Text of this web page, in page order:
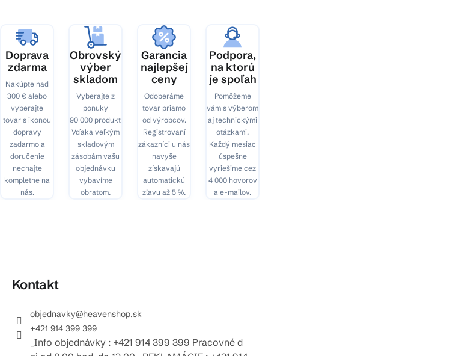
Doprava
zdarma
Nakúpte nad
300 € alebo
vyberajte
tovar s ikonou
dopravy
zadarmo a
doručenie
nechajte
kompletne na
nás.
Obrovský
výber
skladom
Vyberajte z
ponuky
90 000 produktov.
Vďaka veľkým
skladovým
zásobám vašu
objednávku
vybavíme
obratom.
Garancia
najlepšej
ceny
Odoberáme
tovar priamo
od výrobcov.
Registrovaní
zákazníci u nás
navyše
získavajú
automatickú
zľavu až 5 %.
Podpora,
na ktorú
je spoľah
Pomôžeme
vám s výberom
aj technickými
otázkami.
Každý mesiac
úspešne
vyriešime cez
4 000 hovorov
a e-mailov.
Kontakt
objednavky@heavenshop.sk
+421 914 399 399
_Info objednávky : +421 914 399 399 Pracovné d